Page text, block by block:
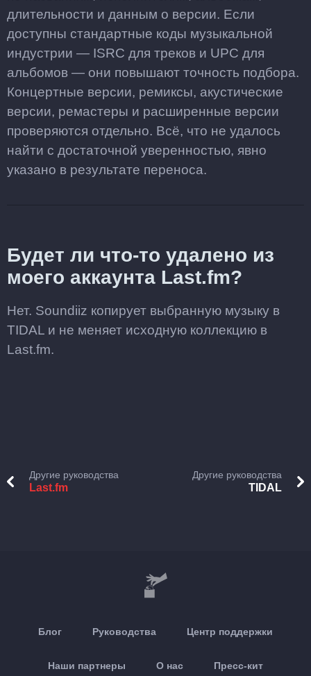
длительности и данным о версии. Если
доступны стандартные коды музыкальной
индустрии — ISRC для треков и UPC для
альбомов — они повышают точность подбора.
Концертные версии, ремиксы, акустические
версии, ремастеры и расширенные версии
проверяются отдельно. Всё, что не удалось
найти с достаточной уверенностью, явно
указано в результате переноса.
Будет ли что-то удалено из
моего аккаунта Last.fm?
Нет. Soundiiz копирует выбранную музыку в
TIDAL и не меняет исходную коллекцию в
Last.fm.
Другие руководства
Last.fm
Другие руководства
TIDAL
Блог Руководства Центр поддержки
Наши партнеры О нас Пресс-кит